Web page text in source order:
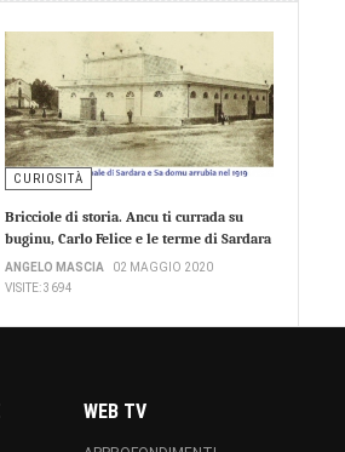
CURIOSITÀ
Bricciole di storia. Ancu ti currada su
buginu, Carlo Felice e le terme di Sardara
ANGELO MASCIA
02 MAGGIO 2020
VISITE: 3694
WEB TV